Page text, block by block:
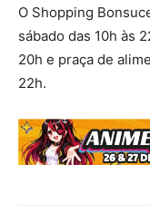
O Shopping
sábado das 10h às
20h e praça de
22h.